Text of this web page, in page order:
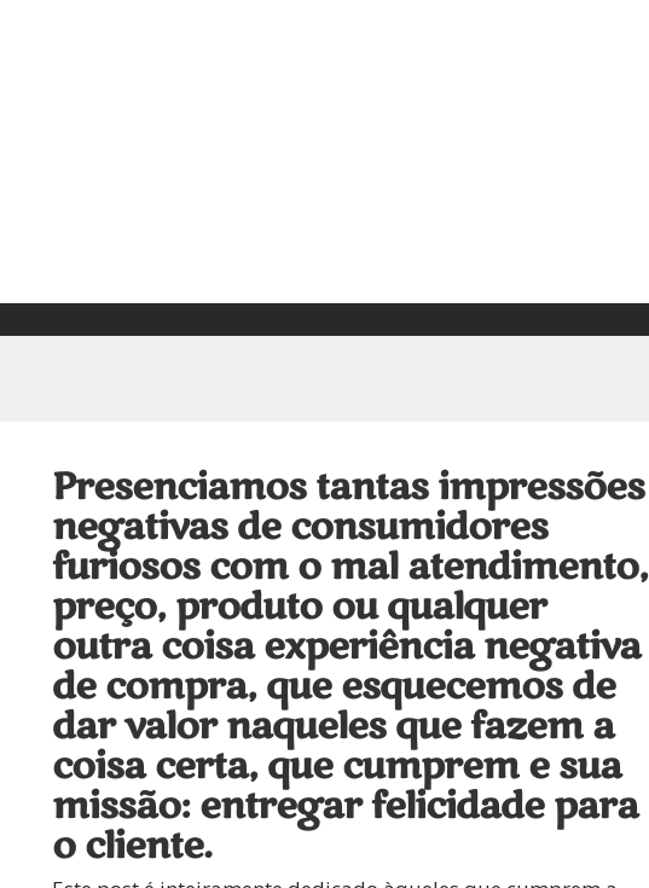
Presenciamos tantas impressões
negativas de consumidores
furiosos com o mal atendimento,
preço, produto ou qualquer
outra coisa experiência negativa
de compra, que esquecemos de
dar valor naqueles que fazem a
coisa certa, que cumprem e sua
missão: entregar felicidade para
o cliente.